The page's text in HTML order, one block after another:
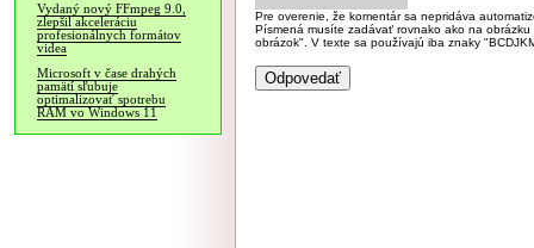
Vydaný nový FFmpeg 9.0,
zlepšil akceleráciu
profesionálnych formátov
videa
Microsoft v čase drahých
pamätí sľubuje
optimalizovať spotrebu
RAM vo Windows 11
Pre overenie, že komentár sa nepridáva
Písmená musíte zadávať rovnako ako na
obrázok". V texte sa používajú iba znaky